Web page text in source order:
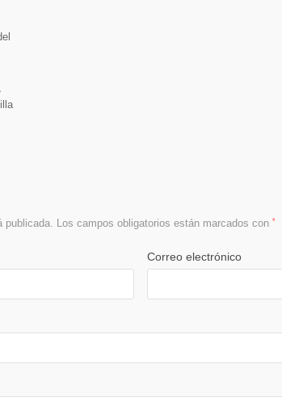
publicada. Los campos obligatorios están marcados con *
Correo electrónico